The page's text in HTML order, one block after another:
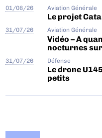
01/08/26 Aviation Générale
Le projet
31/07/26 Aviation Générale
Vidéo – A
nocturnes
31/07/26 Défense
Le drone
petits